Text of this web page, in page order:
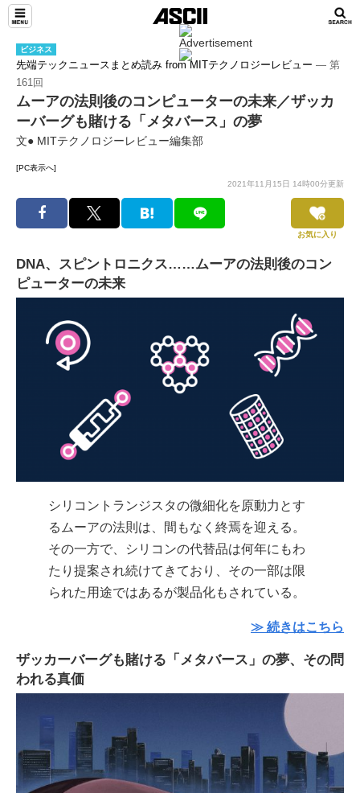
ビジネス
先端テックニュースまとめ読み from MITテクノロジーレビュー ― 第
161回
ムーアの法則後のコンピューターの未来／ザッカ
ーバーグも賭ける「メタバース」の夢
文● MITテクノロジーレビュー編集部
[PC表示へ]
2021年11月15日 14時00分更新
お気に入り
DNA、スピントロニクス……ムーアの法則後のコン
ピューターの未来
シリコントランジスタの微細化を原動力とす
るムーアの法則は、間もなく終焉を迎える。
その一方で、シリコンの代替品は何年にもわ
たり提案され続けてきており、その一部は限
られた用途ではあるが製品化もされている。
≫ 続きはこちら
ザッカーバーグも賭ける「メタバース」の夢、その問
われる真価